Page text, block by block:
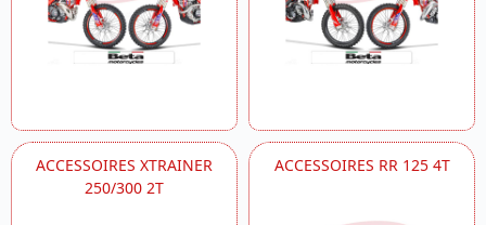
ACCESSOIRES XTRAINER
250/300 2T
ACCESSOIRES RR 125 4T